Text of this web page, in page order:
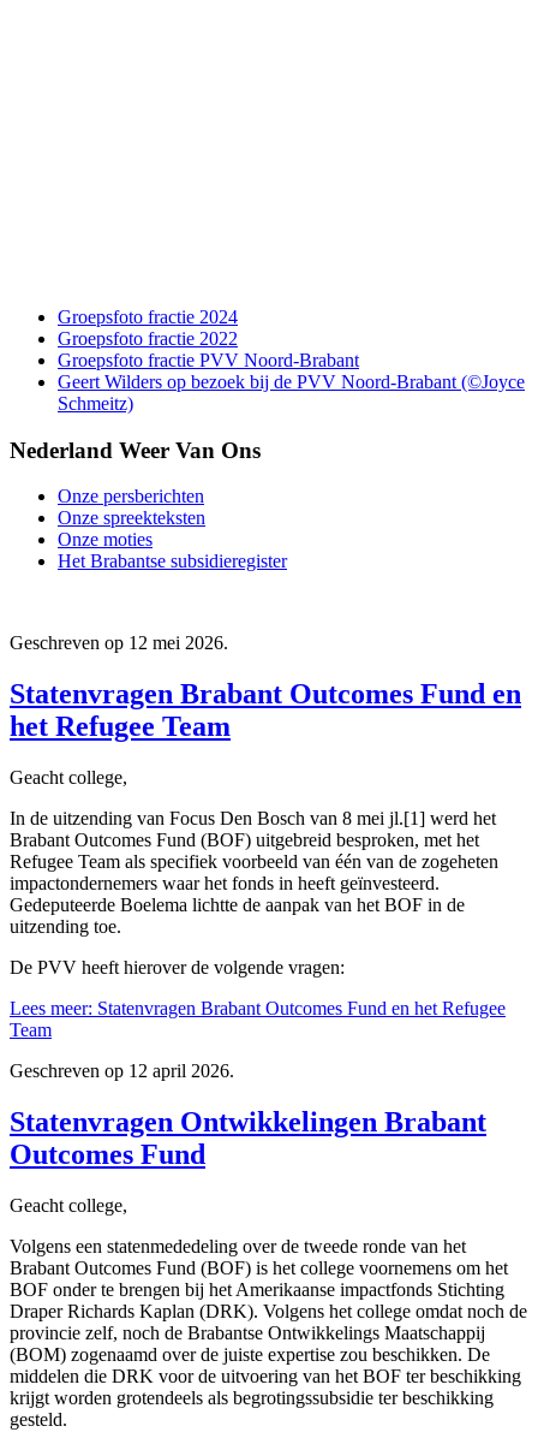
Groepsfoto fractie 2024
Groepsfoto fractie 2022
Groepsfoto fractie PVV Noord-Brabant
Geert Wilders op bezoek bij de PVV Noord-Brabant (©Joyce
Schmeitz)
Nederland Weer Van Ons
Onze persberichten
Onze spreekteksten
Onze moties
Het Brabantse subsidieregister
Geschreven op 12 mei 2026.
Statenvragen Brabant Outcomes Fund en
het Refugee Team
Geacht college,
In de uitzending van Focus Den Bosch van 8 mei jl.[1] werd het
Brabant Outcomes Fund (BOF) uitgebreid besproken, met het
Refugee Team als specifiek voorbeeld van één van de zogeheten
impactondernemers waar het fonds in heeft geïnvesteerd.
Gedeputeerde Boelema lichtte de aanpak van het BOF in de
uitzending toe.
De PVV heeft hierover de volgende vragen:
Lees meer: Statenvragen Brabant Outcomes Fund en het Refugee
Team
Geschreven op 12 april 2026.
Statenvragen Ontwikkelingen Brabant
Outcomes Fund
Geacht college,
Volgens een statenmededeling over de tweede ronde van het
Brabant Outcomes Fund (BOF) is het college voornemens om het
BOF onder te brengen bij het Amerikaanse impactfonds Stichting
Draper Richards Kaplan (DRK). Volgens het college omdat noch de
provincie zelf, noch de Brabantse Ontwikkelings Maatschappij
(BOM) zogenaamd over de juiste expertise zou beschikken. De
middelen die DRK voor de uitvoering van het BOF ter beschikking
krijgt worden grotendeels als begrotingssubsidie ter beschikking
gesteld.